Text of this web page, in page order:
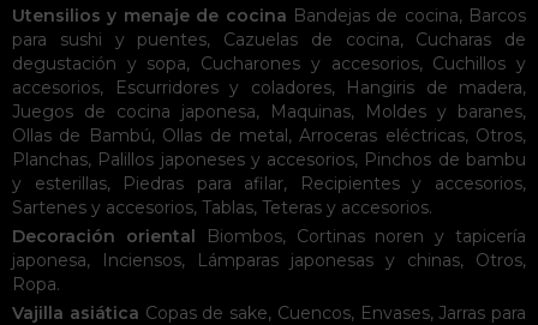
Utensilios y menaje de cocina Bandejas de cocina, Barcos
para sushi y puentes, Cazuelas de cocina, Cucharas de
degustación y sopa, Cucharones y accesorios, Cuchillos y
accesorios, Escurridores y coladores, Hangiris de madera,
Juegos de cocina japonesa, Maquinas, Moldes y baranes,
Ollas de Bambú, Ollas de metal,Arroceras eléctricas, Otros,
Planchas, Palillos japoneses y accesorios, Pinchos de bambu
y esterillas, Piedras para afilar, Recipientes y accesorios,
Sartenes y accesorios, Tablas, Teteras y accesorios.
Decoración oriental
Biombos, Cortinas noren y tapicería
japonesa, Inciensos, Lámparas japonesas y chinas, Otros,
Ropa.
Vajilla asiática Copas de sake, Cuencos, Envases,Jarras para